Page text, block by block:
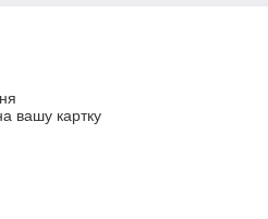
вашу картку